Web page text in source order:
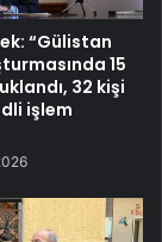
“Gülistan
15
32 kişi
işlem